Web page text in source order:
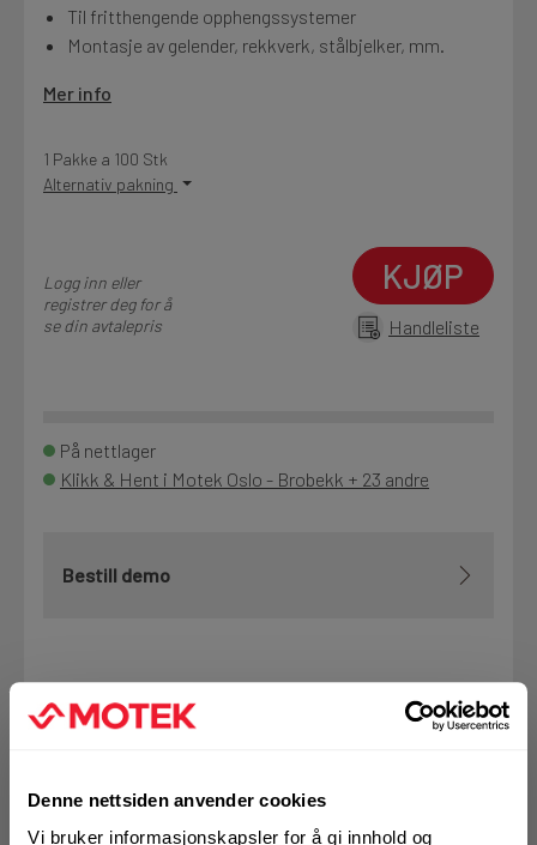
Denne nettsiden anvender cookies
Vi bruker informasjonskapsler for å gi innhold og
Kontakt
Fra rådgivning til sporing av ordre
Kampanjer
Kvalitetsprodukter til ekstra gode priser
Produktnyheter
Siste nytt om dine favorittprodukter
Til fritthengende opphengssystemer
Montasje av gelender, rekkverk, stålbjelker, mm.
Mer info
1 Pakke a 100 Stk
Alternativ pakning
Logg inn eller
registrer deg for å
se din avtalepris
KJØP
Handleliste
På nettlager
Klikk & Hent i Motek Oslo - Brobekk + 23 andre
Bestill demo
VELG VARIANT